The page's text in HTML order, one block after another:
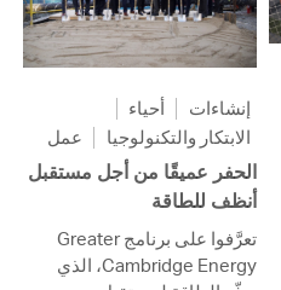
إنشاءات
أحياء
الابتكار والتكنولوجيا
عمل
الحفر عميقًا من أجل مستقبل
أنظف للطاقة
تعرَّفوا على برنامج Greater
Cambridge Energy، الذي